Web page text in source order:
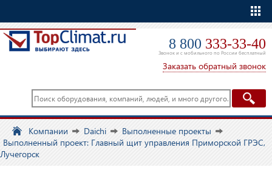
8 800 333-33-40
Звонок и с мобильного по России бесплатный
Заказать обратный звонок
Компании Daichi
Выполненные проекты
Выполненный проект: Главный щит управления Приморской ГРЭС,
Лучегорск